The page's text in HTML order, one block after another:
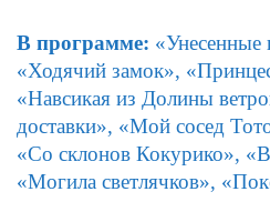
В программе: «Унесенные
«Ходячий замок»,
«Навсикая из Долины
доставки», «Мой сосед
«Со склонов Кокурико»,
«Могила светлячков»,